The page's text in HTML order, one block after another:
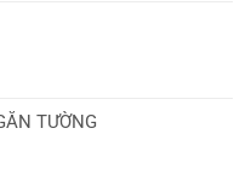
TƯỜNG